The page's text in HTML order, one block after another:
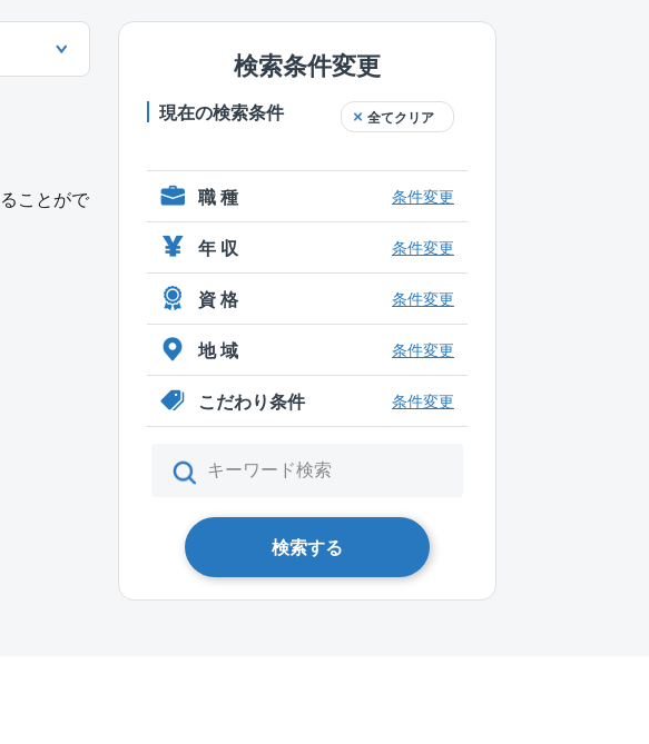
ことがで
検索条件変更
現在の検索条件 全てクリア
職 種 条件変更
年 収 条件変更
資 格 条件変更
地 域 条件変更
こだわり条件 条件変更
検索する